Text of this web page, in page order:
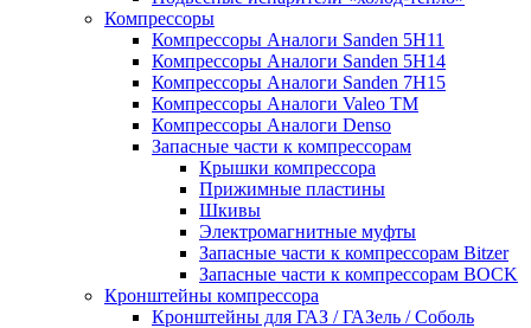
Компрессоры
Компрессоры Аналоги Sanden 5H11
Компрессоры Аналоги Sanden 5H14
Компрессоры Аналоги Sanden 7H15
Компрессоры Аналоги Valeo ТМ
Компрессоры Аналоги Denso
Запасные части к компрессорам
Крышки компрессора
Прижимные пластины
Шкивы
Электромагнитные муфты
Запасные части к компрессорам Bitzer
Запасные части к компрессорам BOCK
Кронштейны компрессора
Кронштейны для ГАЗ / ГАЗель / Соболь